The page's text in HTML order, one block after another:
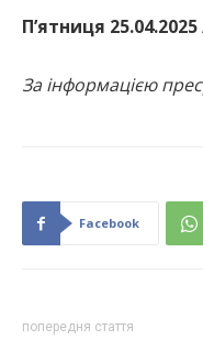
П’ятниця
За інформацією
Facebook
попередня стаття